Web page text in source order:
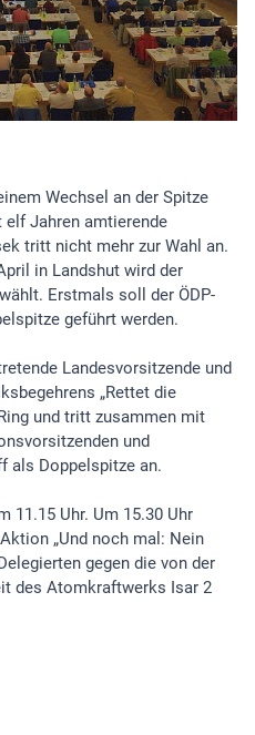
Wechsel an der Spitze
elf Jahren amtierende
tritt nicht mehr zur Wahl an.
in Landshut wird der
Erstmals soll der ÖDP-
geführt werden.
Landesvorsitzende und
„Rettet die
und tritt zusammen mit
und
als Doppelspitze an.
11.15 Uhr. Um 15.30 Uhr
„Und noch mal: Nein
gegen die von der
des Atomkraftwerks Isar 2